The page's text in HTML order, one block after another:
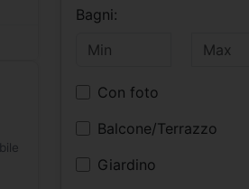
Bagni:
Con foto
Balcone/Terrazzo
Giardino